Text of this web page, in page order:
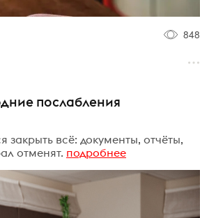
848
послабления
всё: документы, отчёты,
отменят. подробнее